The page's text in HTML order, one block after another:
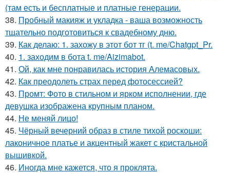
(там есть и бесплатные и платные генерации.
38. Пробный макияж и укладка - ваша возможность
тщательно подготовиться к свадебному дню.
39. Как делаю: 1. захожу в этот бот тг (t. me/Chatgpt_Pr.
40. 1. заходим в бота t. me/Aizimabot.
41. Ой, как мне понравилась история Алемасовых.
42. Как преодолеть страх перед фотосессией?
43. Промт: Фото в стильном и ярком исполнении, где
девушка изображена крупным планом.
44. Не меняй лицо!
45. Чёрный вечерний образ в стиле тихой роскоши:
лаконичное платье и акцентный жакет с кристальной
вышивкой.
46. Иногда мне кажется, что я проклята.